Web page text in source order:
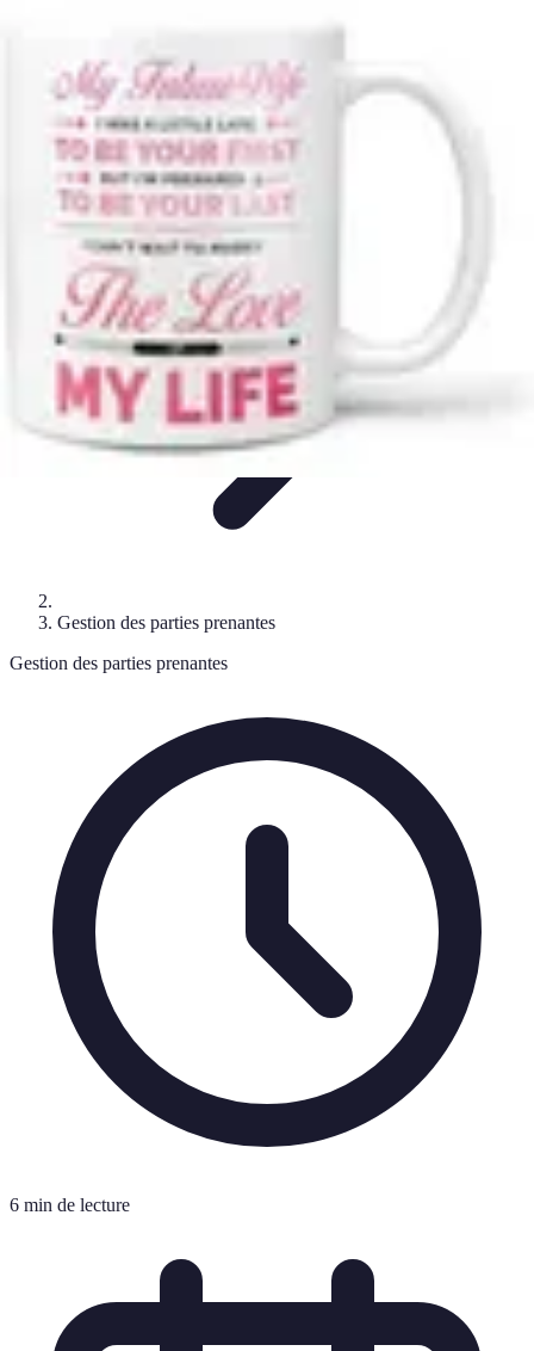
Gestion de ProjetComparatifs
Projets Matures
Gestion des parties prenantes
Gestion des parties prenantes
6 min de lecture